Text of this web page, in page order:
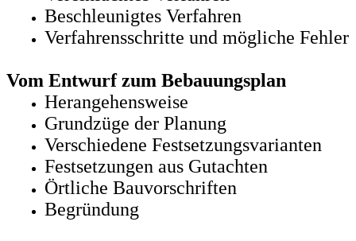
Beschleunigtes Verfahren
Verfahrensschritte und mögliche Fehler
Vom Entwurf zum Bebauungsplan
Herangehensweise
Grundzüge der Planung
Verschiedene Festsetzungsvarianten
Festsetzungen aus Gutachten
Örtliche Bauvorschriften
Begründung